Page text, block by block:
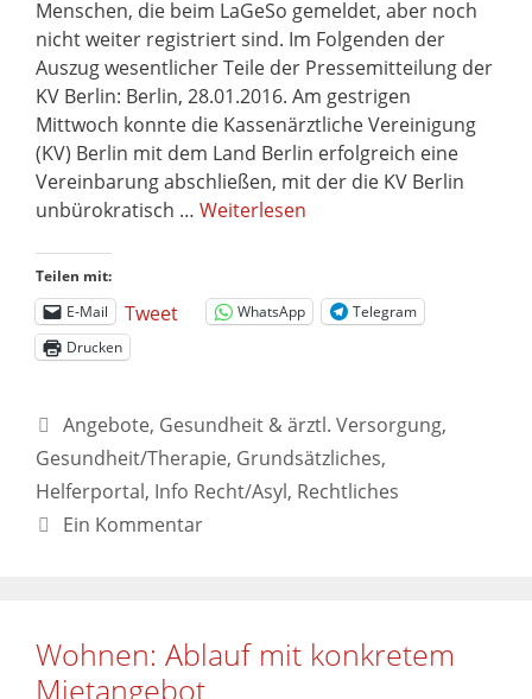
Menschen, die beim LaGeSo gemeldet, aber noch
nicht weiter registriert sind. Im Folgenden der
Auszug wesentlicher Teile der Pressemitteilung der
KV Berlin: Berlin, 28.01.2016. Am gestrigen
Mittwoch konnte die Kassenärztliche Vereinigung
(KV) Berlin mit dem Land Berlin erfolgreich eine
Vereinbarung abschließen, mit der die KV Berlin
unbürokratisch … Weiterlesen
Teilen mit:
E-Mail
Tweet WhatsApp
Telegram
Drucken
Angebote, Gesundheit & ärztl. Versorgung,
Gesundheit/Therapie, Grundsätzliches,
Helferportal, Info Recht/Asyl, Rechtliches
Ein Kommentar
Wohnen: Ablauf mit konkretem
Mietangebot